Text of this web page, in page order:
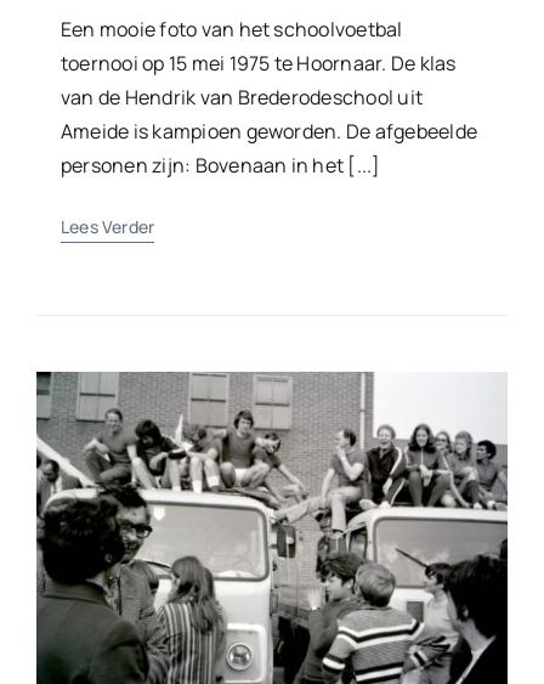
Een mooie foto van het schoolvoetbal
toernooi op 15 mei 1975 te Hoornaar. De klas
van de Hendrik van Brederodeschool uit
Ameide is kampioen geworden. De afgebeelde
personen zijn: Bovenaan in het [...]
Lees Verder